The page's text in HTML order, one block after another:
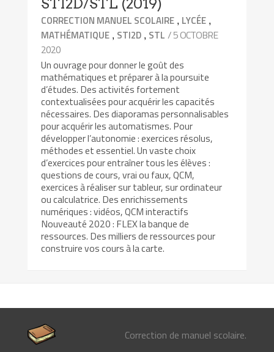
STI2D/STL (2019)
CORRECTION MANUEL SCOLAIRE , LYCÉE ,
MATHÉMATIQUE , STI2D , STL / 5 OCTOBRE
2020
Un ouvrage pour donner le goût des
mathématiques et préparer à la poursuite
d’études. Des activités fortement
contextualisées pour acquérir les capacités
nécessaires. Des diaporamas personnalisables
pour acquérir les automatismes. Pour
développer l’autonomie : exercices résolus,
méthodes et essentiel. Un vaste choix
d’exercices pour entraîner tous les élèves :
questions de cours, vrai ou faux, QCM,
exercices à réaliser sur tableur, sur ordinateur
ou calculatrice. Des enrichissements
numériques : vidéos, QCM interactifs
Nouveauté 2020 : FLEX la banque de
ressources. Des milliers de ressources pour
construire vos cours à la carte.
Correction de manuel scolaire.